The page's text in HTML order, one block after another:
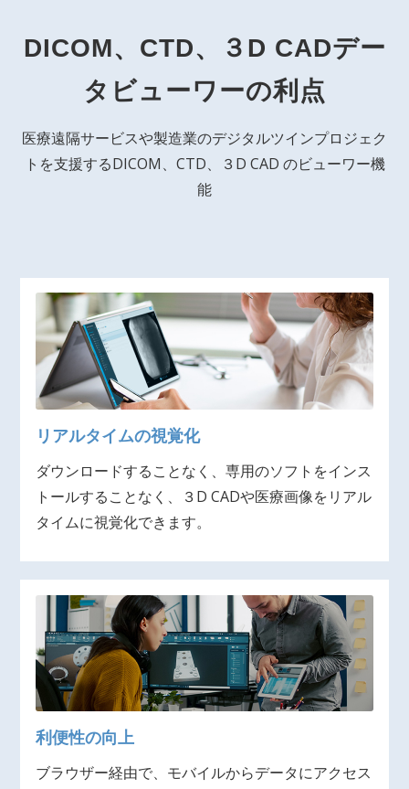
DICOM、CTD、３D CADデー
タビューワーの利点
医療遠隔サービスや製造業のデジタルツインプロジェク
トを支援するDICOM、CTD、３D CAD のビューワー機
能
リアルタイムの視覚化
ダウンロードすることなく、専用のソフトをインス
トールすることなく、３D CADや医療画像をリアル
タイムに視覚化できます。
利便性の向上
ブラウザー経由で、モバイルからデータにアクセス